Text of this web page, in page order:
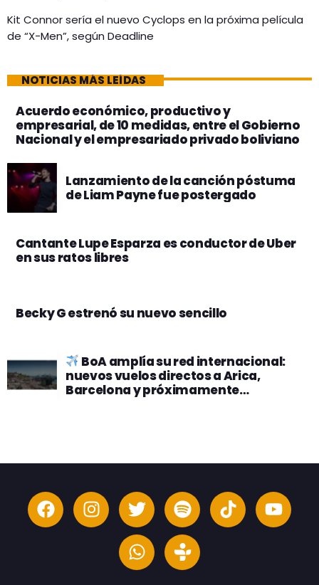
Kit Connor sería el nuevo Cyclops en la próxima película
de “X-Men”, según Deadline
NOTICIAS MÁS LEÍDAS
Acuerdo económico, productivo y
empresarial, de 10 medidas, entre el Gobierno
Nacional y el empresariado privado boliviano
Lanzamiento de la canción póstuma
de Liam Payne fue postergado
Cantante Lupe Esparza es conductor de Uber
en sus ratos libres
Becky G estrenó su nuevo sencillo
BoA amplía su red internacional:
nuevos vuelos directos a Arica,
Barcelona y próximamente